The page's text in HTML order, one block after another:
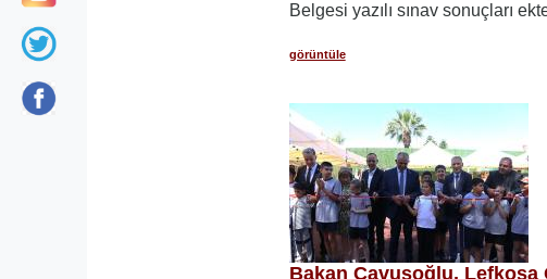
Belgesi yazılı sınav sonuçları
görüntüle
Bakan Çavuşoğlu, Lefkoşa